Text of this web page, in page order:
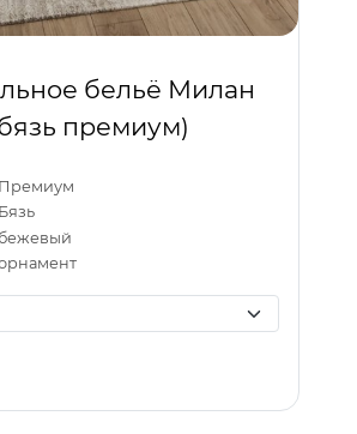
бельё Милан
премиум)
Премиум
Бязь
бежевый